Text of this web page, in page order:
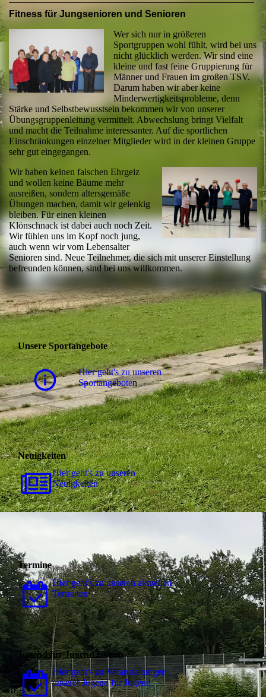
Fitness für Jungsenioren und Senioren
Wer sich nur in größeren
Sportgruppen wohl fühlt, wird bei uns
nicht glücklich werden. Wir sind eine
kleine und fast feine Gruppierung für
Männer und Frauen im großen TSV.
Darum haben wir aber keine
Minderwertigkeitsprobleme, denn
Stärke und Selbstbewusstsein bekommen wir von unserer
Übungsgruppenleitung vermittelt. Abwechslung bringt Vielfalt
und macht die Teilnahme interessanter. Auf die sportlichen
Einschränkungen einzelner Mitglieder wird in der kleinen Gruppe
sehr gut eingegangen.
Wir haben keinen falschen Ehrgeiz
und wollen keine Bäume mehr
ausreißen, sondern altersgemäße
Übungen machen, damit wir gelenkig
bleiben. Für einen kleinen
Klönschnack ist dabei auch noch Zeit.
Wir fühlen uns im Kopf noch jung,
auch wenn wir vom Lebensalter
Senioren sind. Neue Teilnehmer, die sich mit unserer Einstellung
befreunden können, sind bei uns willkommen.
Unsere Sportangebote
Hier geht's zu unseren
Sportangeboten
Neuigkeiten
Hier geht's zu unseren
Neuigkeiten
Termine
Hier geht's zu unseren aktuellen
Terminen
Jugend für Jugend Events
Hier geht's zu Ver­an­stal­tungen
unserer Jugend für Jugend